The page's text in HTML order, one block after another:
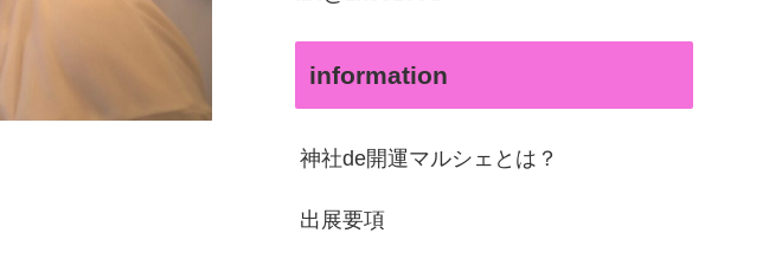
information
神社de開運マルシェとは？
出展要項